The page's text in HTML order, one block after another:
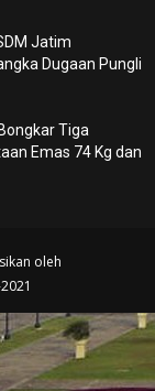
Jatim
Dugaan Pungli
Tiga
Emas 74 Kg dan
oleh